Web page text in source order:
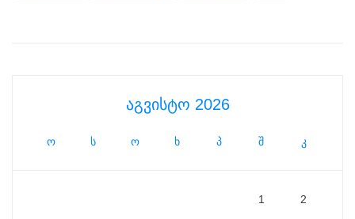
აგვისტო 2026
ო ს ო ხ პ შ კ
1 2